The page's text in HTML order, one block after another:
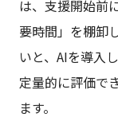
は、支援開始前
要時間」を棚卸
いと、AIを導入
定量的に評価で
ます。